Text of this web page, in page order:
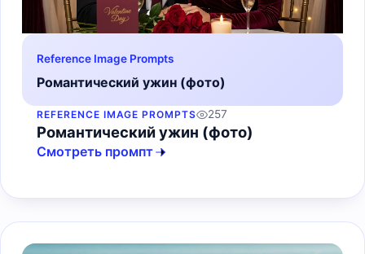
Reference Image Prompts
Романтический ужин (фото)
REFERENCE IMAGE PROMPTS 257
Романтический ужин (фото)
Смотреть промпт